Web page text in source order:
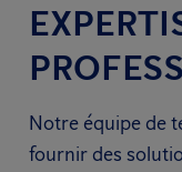
Notre équipe de
fournir des